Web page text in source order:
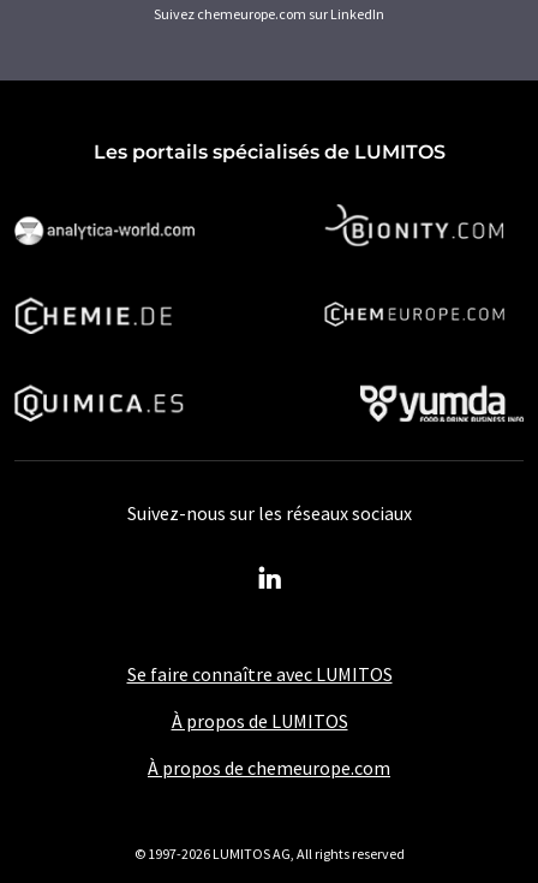
Suivez chemeurope.com sur LinkedIn
Les portails spécialisés de LUMITOS
Se faire connaître avec LUMITOS
À propos de LUMITOS
À propos de chemeurope.com
Suivez-nous sur les réseaux sociaux
© 1997-2026 LUMITOS AG, All rights reserved